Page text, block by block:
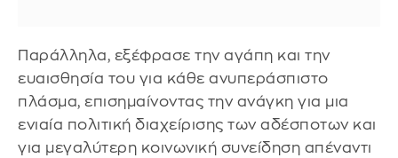
Παράλληλα, εξέφρασε την αγάπη και την
ευαισθησία του για κάθε ανυπεράσπιστο
πλάσμα, επισημαίνοντας την ανάγκη για μια
ενιαία πολιτική διαχείρισης των αδέσποτων και
για μεγαλύτερη κοινωνική συνείδηση απέναντι